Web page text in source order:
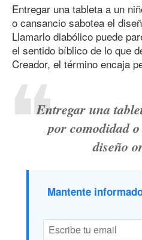
Entregar una tableta a un
o cansancio sabotea el
Llamarlo diabólico puede
el sentido bíblico de lo que
Creador, el término encaja
Entregar una
por comodidad
diseño
Mantente